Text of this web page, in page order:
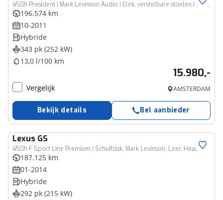
450h President | Mark Levinson Audio | Elek. verstelbare stoelen | Parkeersensoren V+A | *
196.574 km
10-2011
Hybride
343 pk (252 kW)
13,0 l/100 km
15.980,-
Vergelijk AMSTERDAM
Bekijk details Bel aanbieder
Lexus GS
450h F Sport Line Premium | Schuifdak, Mark Levinson, Leer, Head up display, Stoelventilatie, Adaptive cruise control
187.125 km
01-2014
Hybride
292 pk (215 kW)